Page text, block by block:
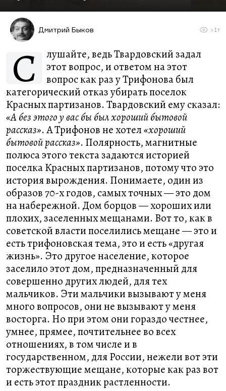
Дмитрий Быков >1т
С
лушайте, ведь Твардовский задал
этот вопрос, и ответом на этот
вопрос как раз у Трифонова был
категорический отказ убирать поселок
Красных партизанов. Твардовский ему сказал:
«А без этого у вас бы был хороший бытовой
рассказ». А Трифонов не хотел«хороший
бытовой рассказ». Полярность, магнитные
полюса этого текста задаются историей
поселка Красных партизанов, потому что это
история вырождения. Понимаете, один из
образов 70-х годов, самых точных — это дом
на набережной. Дом борцов — хороших или
плохих, заселенных мещанами. Вот то, как в
советской власти поселились мещане — это и
есть трифоновская тема, это и есть «другая
жизнь». Это другое население, которое
заселило этот дом, предназначенный для
совершенно других людей, для тех
мальчиков. Эти мальчики вызывают у меня
много вопросов, они не вызывают у меня
восторга. Но при этом они гораздо честнее,
умнее, прямее, почтительнее во всех
отношениях, в том числе и в
государственном, для России, нежели вот эти
торжествующие мещане, которые как раз вот
и есть этот праздник растленности.